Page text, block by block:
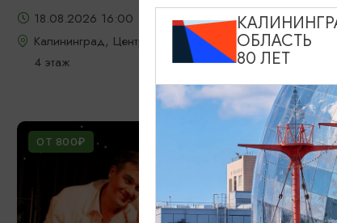
18.08.2026 16:00
Калининград, Центра «Мой бизнес»: ул. Уральская, д.
4 этаж
ОТ 800₽
ОБЛАСТЬ
80 ЛЕТ